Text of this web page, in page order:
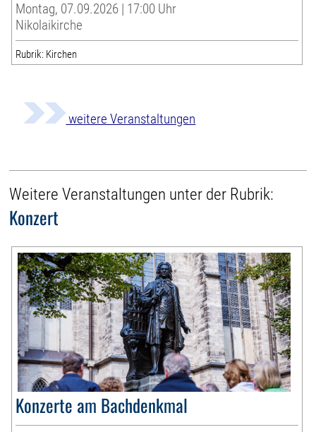
Montag, 07.09.2026 | 17:00 Uhr
Nikolaikirche
Rubrik: Kirchen
weitere Veranstaltungen
Weitere Veranstaltungen unter der Rubrik:
Konzert
Konzerte am Bachdenkmal